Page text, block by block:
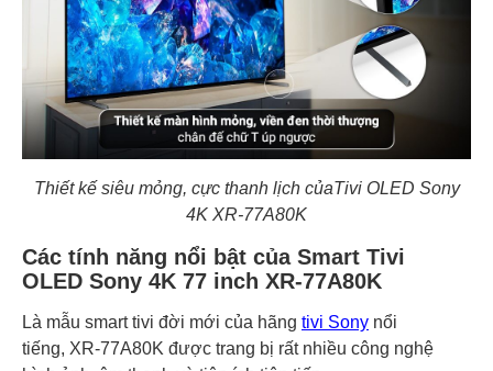
Thiết kế siêu mỏng, cực thanh lịch củaTivi OLED Sony
4K XR-77A80K
Các tính năng nổi bật của Smart Tivi
OLED Sony 4K 77 inch XR-77A80K
Là mẫu smart tivi đời mới của hãng tivi Sony nổi
tiếng, XR-77A80K được trang bị rất nhiều công nghệ